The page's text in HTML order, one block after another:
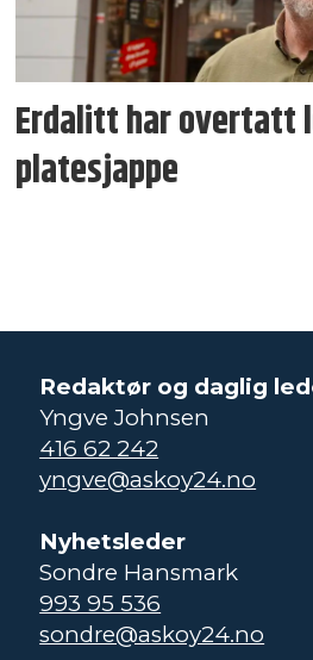
Erdalitt har overtatt
plate­sjappe
Redaktør og daglig
Yngve Johnsen
416 62 242
yngve@askoy24.no
Nyhetsleder
Sondre Hansmark
993 95 536
sondre@askoy24.no